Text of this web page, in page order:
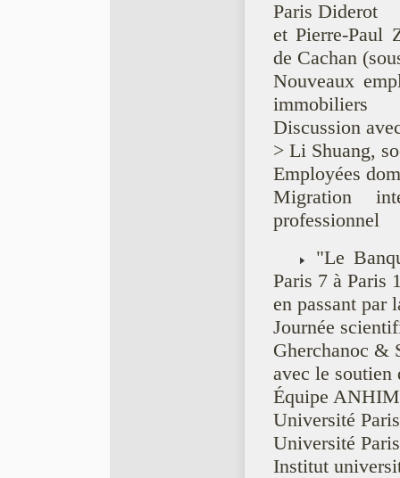
Paris Diderot
et Pierre-Paul
de Cachan
Nouveaux
immobiliers
Discussion
> Li Shuang,
Employées
Migration
professionnel
"Le
Paris 7 à Paris
en passant par
Journée
Gherchanoc &
avec le soutien
Équipe
Université
Université
Institut